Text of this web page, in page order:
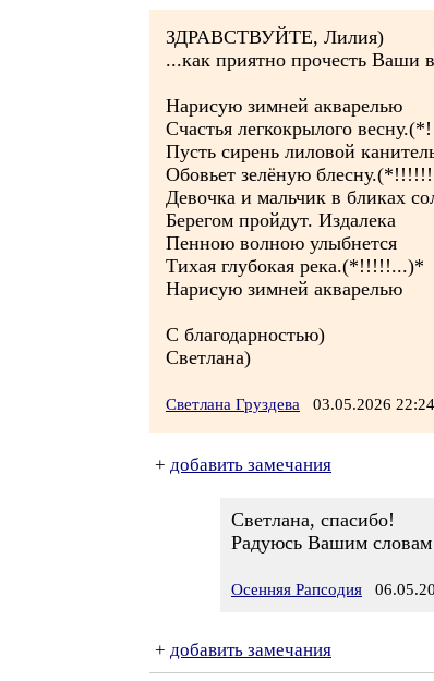
ЗДРАВСТВУЙТЕ, Лилия)
...как приятно прочесть Ваши
Нарисую зимней акварелью
Счастья легкокрылого
Пусть сирень лиловой
Обовьет зелёную
Девочка и мальчик в бликах
Берегом пройдут. Издалека
Пенною волною улыбнется
Тихая глубокая река.(*!!!!!...)*
Нарисую зимней акварелью
С благодарностью)
Светлана)
Светлана Груздева 03.05.2026
+ добавить замечания
Светлана, спасибо!
Радуюсь Вашим
Осенняя Рапсодия
+ добавить замечания